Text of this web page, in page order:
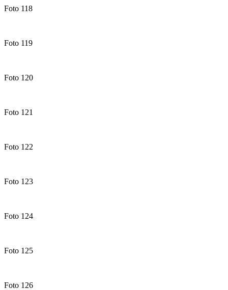
Foto 118
Foto 119
Foto 120
Foto 121
Foto 122
Foto 123
Foto 124
Foto 125
Foto 126